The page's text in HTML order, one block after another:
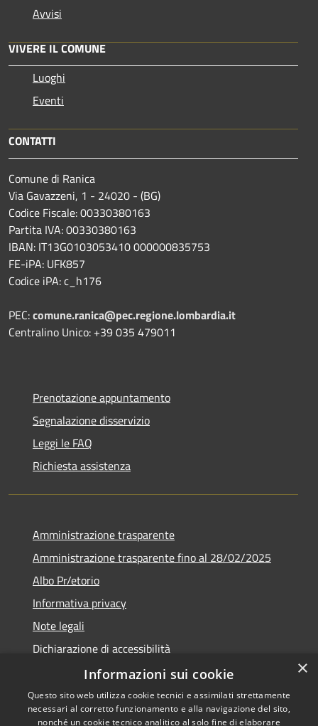
Avvisi
VIVERE IL COMUNE
Luoghi
Eventi
CONTATTI
Comune di Ranica
Via Gavazzeni, 1 - 24020 - (BG)
Codice Fiscale: 00330380163
Partita IVA: 00330380163
IBAN: IT13G0103053410 000000835753
FE-iPA: UFK857
Codice iPA: c_h176
PEC:comune.ranica@pec.regione.lombardia.it
Centralino Unico: +39 035 479011
Prenotazione appuntamento
Segnalazione disservizio
Leggi le FAQ
Richiesta assistenza
Amministrazione trasparente
Amministrazione trasparente fino al 28/02/2025
Albo Pr/etorio
Informativa privacy
Note legali
Dichiarazione di accessibilità
Obiettivi di accessibilità
×
Informazioni sui cookie
Questo sito web utilizza cookie tecnici e assimilati strettamente
necessari al corretto funzionamento e alla navigazione del sito,
nonché un cookie tecnico analitico al solo fine di elaborare